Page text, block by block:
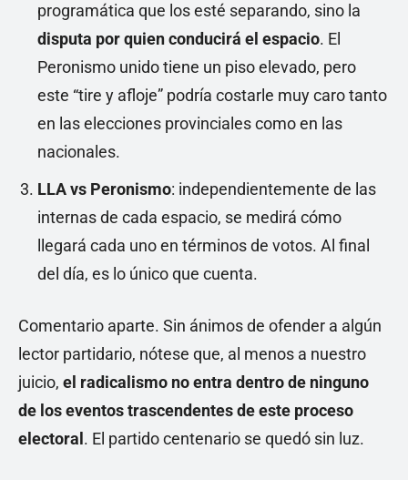
programática que los esté separando, sino la
disputa por quien conducirá el espacio. El
Peronismo unido tiene un piso elevado, pero
este “tire y afloje” podría costarle muy caro tanto
en las elecciones provinciales como en las
nacionales.
LLA vs Peronismo: independientemente de las
internas de cada espacio, se medirá cómo
llegará cada uno en términos de votos. Al final
del día, es lo único que cuenta.
Comentario aparte. Sin ánimos de ofender a algún
lector partidario, nótese que, al menos a nuestro
juicio, el radicalismo no entra dentro de ninguno
de los eventos trascendentes de este proceso
electoral . El partido centenario se quedó sin luz.